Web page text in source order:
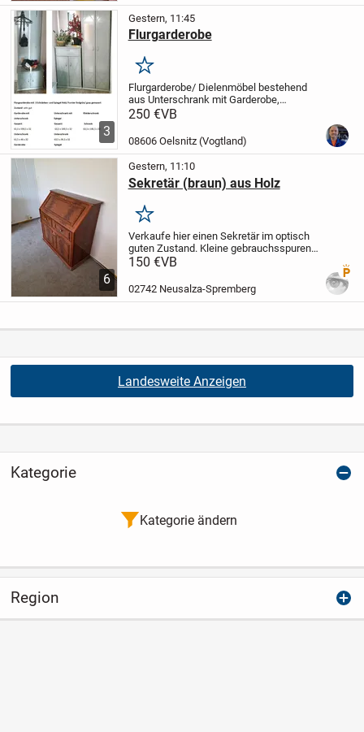
3
Gestern, 11:45
Flurgarderobe
Merken
Flurgarderobe/ Dielenmöbel bestehend
aus Unterschrank mit Garderobe,
Unterschrank mit Spiegel,
lindgrün/ hellgrau gemasert
gutMaße siehe Foto 1
250 €VB
08606 Oelsnitz (Vogtland)
6
Gestern, 11:10
Sekretär (braun) aus Holz
Merken
Verkaufe hier einen Sekretär im optisch
guten Zustand. Kleine gebrauchsspuren
an der Schreibplatte sichtbar, siehe Bild.
47 cm (bei offener Schreibpla...
150 €VB
02742 Neusalza-Spremberg
Landesweite Anzeigen
Kategorie
Kategorie ändern
Region